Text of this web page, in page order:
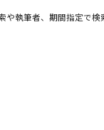
や執筆者、期間指定で検